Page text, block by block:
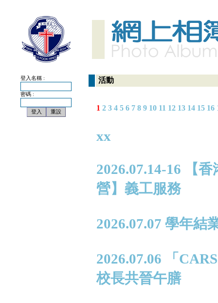
登入名稱 :
密碼 :
活動
1 2 3 4 5 6 7 8 9 10 11 12 13 14 15 16
xx
2026.07.14-16 【
營】義工服務
2026.07.07 學年結
2026.07.06 「
校長共晉午膳